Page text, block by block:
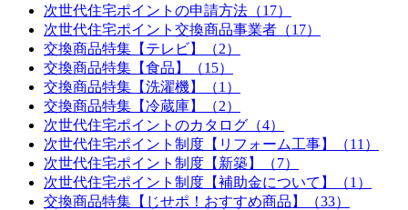
次世代住宅ポイントの申請方法（17）
次世代住宅ポイント交換商品事業者（17）
交換商品特集【テレビ】（2）
交換商品特集【食品】（15）
交換商品特集【洗濯機】（1）
交換商品特集【冷蔵庫】（2）
次世代住宅ポイントのカタログ（4）
次世代住宅ポイント制度【リフォーム工事】（11）
次世代住宅ポイント制度【新築】（7）
次世代住宅ポイント制度【補助金について】（1）
交換商品特集【じせポ！おすすめ商品】（33）